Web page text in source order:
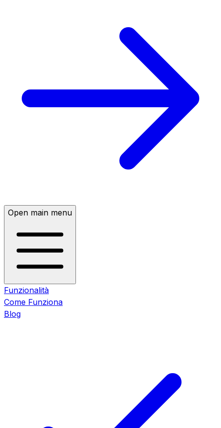
Open main menu
Funzionalità
Come Funziona
Blog